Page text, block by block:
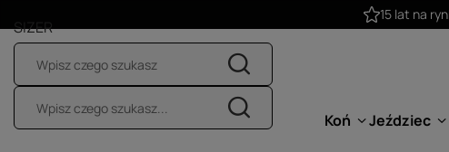
Koń Jeździec
SIZER